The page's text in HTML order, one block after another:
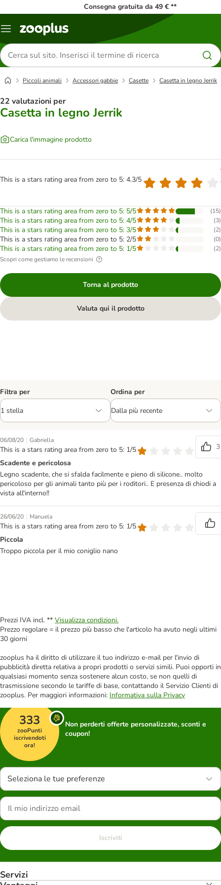
Consegna gratuita da 49 € **
Overview
Cerca
prodotti
Piccoli animali Accessori gabbie Casette Casetta in legno Jerrik
22 valutazioni per
Casetta in legno Jerrik
Carica l'immagine prodotto
This is a stars rating area from zero to 5: 4.3/5
This is a stars rating area from zero to 5: 5/5 (15)
This is a stars rating area from zero to 5: 4/5 (3)
This is a stars rating area from zero to 5: 3/5 (2)
This is a stars rating area from zero to 5: 2/5 (0)
This is a stars rating area from zero to 5: 1/5 (2)
Scopri come gestiamo le recensioni
Torna al prodotto
Valuta qui il prodotto
Filtra per Ordina per
06/08/20 | Gabriella
This is a stars rating area from zero to 5: 1/5
3
Scadente e pericolosa
Legno scadente, che si sfalda facilmente e pieno di silicone.. molto
pericoloso per gli animali tanto più per i roditori.. E presenza di chiodi a
vista all'interno!!
26/06/20 | Manuela
This is a stars rating area from zero to 5: 1/5
Piccola
Troppo piccola per il mio coniglio nano
Prezzi IVA incl. ** Visualizza condizioni.
Prezzo regolare = il prezzo più basso che l'articolo ha avuto negli ultimi
30 giorni
zooplus ha il diritto di utilizzare il tuo indirizzo e-mail per l'invio di
pubblicità diretta relativa a propri prodotti o servizi simili. Puoi opporti in
qualsiasi momento senza sostenere alcun costo, se non quelli di
trasmissione secondo le tariffe di base, contattando il Servizio Clienti di
zooplus. Per maggiori informazioni: Informativa sulla Privacy
333
zooPunti
iscrivendoti
ora!
Non perderti offerte personalizzate, sconti e
coupon!
Seleziona le tue preferenze
Iscriviti
Servizi